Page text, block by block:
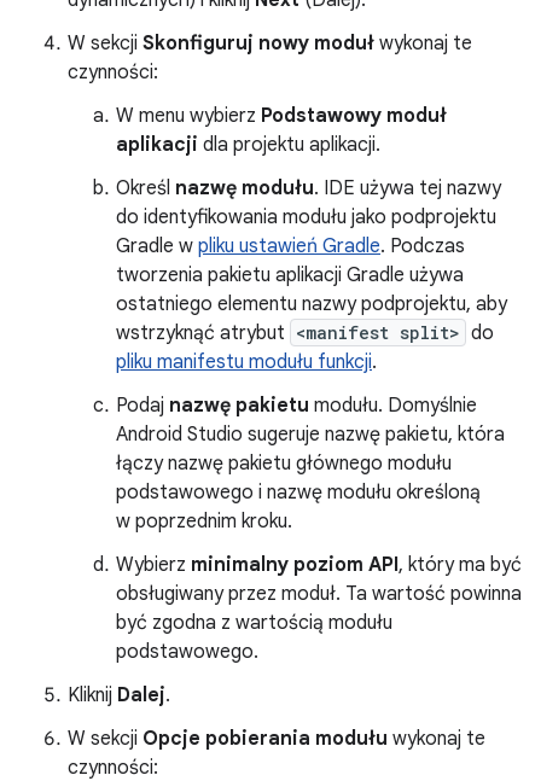
W sekcji Skonfiguruj nowy moduł wykonaj te
czynności:
W menu wybierz Podstawowy moduł
aplikacji dla projektu aplikacji.
Określ nazwę modułu. IDE używa tej nazwy
do identyfikowania modułu jako podprojektu
Gradle w pliku ustawień Gradle. Podczas
tworzenia pakietu aplikacji Gradle używa
ostatniego elementu nazwy podprojektu, aby
wstrzyknąć atrybut <manifest split> do
pliku manifestu modułu funkcji.
Podaj nazwę pakietu modułu. Domyślnie
Android Studio sugeruje nazwę pakietu, która
łączy nazwę pakietu głównego modułu
podstawowego i nazwę modułu określoną
w poprzednim kroku.
Wybierz minimalny poziom API, który ma być
obsługiwany przez moduł. Ta wartość powinna
być zgodna z wartością modułu
podstawowego.
Kliknij Dalej.
W sekcji Opcje pobierania modułu wykonaj te
czynności: